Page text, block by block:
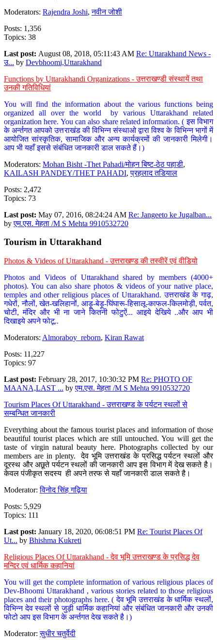
Moderators: Rajendra Joshi,नवीन जोशी
Posts: 1,356
Topics: 38
Last post: August 08, 2018, 05:11:43 AM Re: Uttarakhand News -
उ... by Devbhoomi,Uttarakhand
Functions by Uttarakhandi Organizations - उत्तराखण्डी संस्थायें तथा
उनकी गतिविधियां
You will find the information about the various functions being
organized all over the world by various Uttarakhand related
organization here. You can also share related information. ( इस विभाग
के अर्न्तगत आपको उत्तराखंड की विभिन्न संस्थाओ द्वारा विश्व के विभिन्न भागों में
आयोजित सांस्कृतिक, सामाजिक और अन्य कार्यक्रमों की जानकारी मिलेगी।
आप भी यहाँ इससे संबंधित जानकारी डाल सकते हैं।)
Moderators: Mohan Bisht -Thet Pahadi/मोहन बिष्ट-ठेठ पहाडी,
KAILASH PANDEY/THET PAHADI,प्रहलाद तडियाल
Posts: 2,472
Topics: 73
Last post: May 07, 2016, 08:24:24 AM Re: Jangeeto ke Jugalban...
byएम.एस. मेहता /M S Mehta 9910532720
Tourism in Uttarakhand
Photos & Videos of Uttarakhand - उत्तराखण्ड की तस्वीरें एवं वीडियो
Photos and Videos of Uttarakhand shared by members (4000+
photos). You can also share photos & videos of your native place,
temples and other religious places of Uttarakhand. उत्तराखंड के गाढ़,
गधेरों, नौलों, खेत-खलिहानों, आड़ू-बेड़ू-घिंघारू-हिसालू-काफल-किलमोड़ी, पर्वत,
चोटी, मंदिर और भी ना जाने कितनी फोटुऐं... आइये देखिये ..और आप भी
दिखाइये अपने फोटू..
Moderators: Almoraboy_reborn, Kiran Rawat
Posts: 11,227
Topics: 97
Last post: February 28, 2017, 10:30:32 PM Re: PHOTO OF
MAANA,LAST ... byएम.एस. मेहता /M S Mehta 9910532720
Tourism Places Of Uttarakhand - उत्तराखण्ड के पर्यटन स्थलों से
सम्बन्धित जानकारी
Everything about the famous tourist places and information of those
beautiful tourist places which are still untouched. You will get the
taste of virgin natural beauty here. Photographs collected by our
members are in plenty. देव भूमि उत्तराखंड के प्रसिद्ध पर्यटन स्थलों और
दूरस्थ और अछूते पर्यटन स्थलों की जानकारी आप इस विभाग में देख सकते है।
केवल पंजीकृत सदस्य ही अपने तरफ से यहाँ जानकारी डाल सकते है।
Moderator:विनोद सिंह गढ़िया
Posts: 5,929
Topics: 111
Last post: January 18, 2020, 06:08:51 PM Re: Tourist Places Of
Ut... by Bhishma Kukreti
Religious Places Of Uttarakhand - देव भूमि उत्तराखण्ड के प्रसिद्ध देव
मन्दिर एवं धार्मिक कहानियां
You will get the complete information of various religious places of
Dev-Bhoomi Uttarakhand , various stories related to those religious
places and their photographs here. ( देव भूमि उत्तराखंड के धार्मिक स्थलों,
विभिन्न देव स्थलों से जुड़ी धार्मिक कहानियां और संबंधित जानकारी और उनकी
फोटो आप इस विभाग के अर्न्तगत देख सकते है।)
Moderator:सुधीर चतुर्वेदी